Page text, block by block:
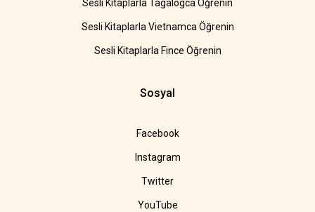
Sesli Kitaplarla Tagalogca Öğrenin
Sesli Kitaplarla Vietnamca Öğrenin
Sesli Kitaplarla Fince Öğrenin
Sosyal
Facebook
Instagram
Twitter
YouTube